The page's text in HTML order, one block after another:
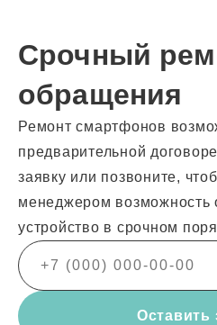
Срочный
обращения
Ремонт смартфонов
предварительной
заявку или позвоните,
менеджером возможность
устройство в срочном
Оставить